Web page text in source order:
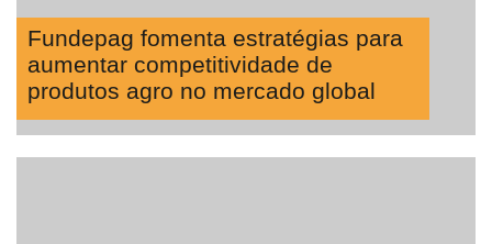
Fundepag fomenta estratégias para
aumentar competitividade de
produtos agro no mercado global